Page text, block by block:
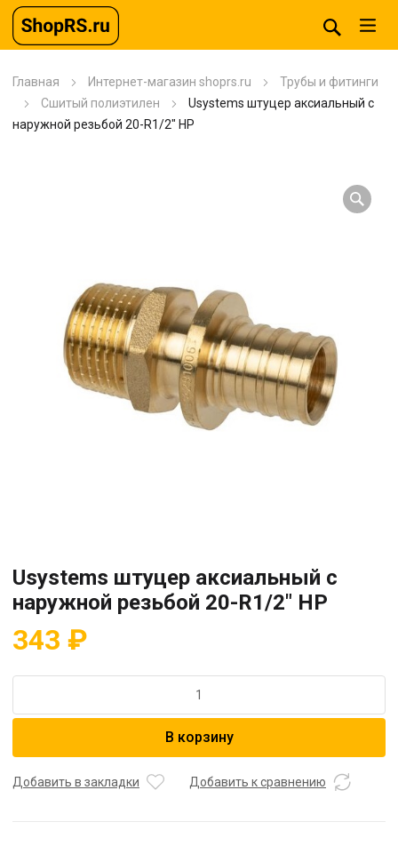
Главная Интернет-магазин shoprs.ru
Трубы и фитинги
Сшитый полиэтилен
Usystems штуцер аксиальный с
наружной резьбой 20-R1/2″ НР
Usystems штуцер аксиальный с
наружной резьбой 20-R1/2″ НР
343 ₽
Usystems
с
В корзину
Добавить в закладки Добавить к сравнению